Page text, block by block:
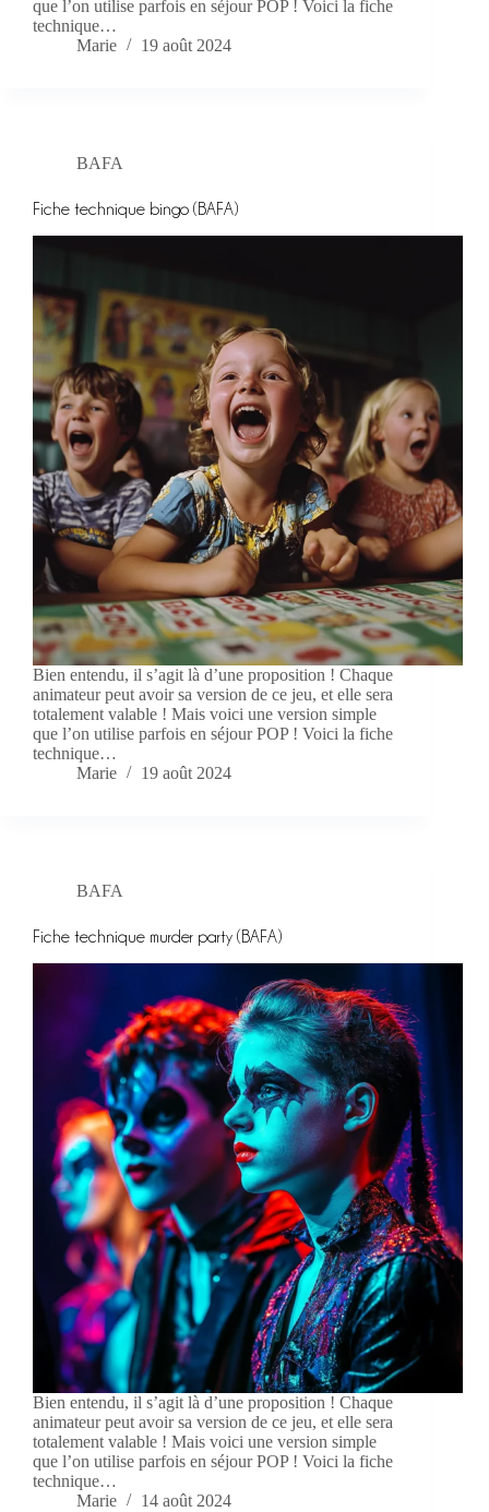
que l’on utilise parfois en séjour POP ! Voici la fiche
technique…
Marie
19 août 2024
BAFA
Fiche technique bingo (BAFA)
Bien entendu, il s’agit là d’une proposition ! Chaque
animateur peut avoir sa version de ce jeu, et elle sera
totalement valable ! Mais voici une version simple
que l’on utilise parfois en séjour POP ! Voici la fiche
technique…
Marie
19 août 2024
BAFA
Fiche technique murder party (BAFA)
Bien entendu, il s’agit là d’une proposition ! Chaque
animateur peut avoir sa version de ce jeu, et elle sera
totalement valable ! Mais voici une version simple
que l’on utilise parfois en séjour POP ! Voici la fiche
technique…
Marie
14 août 2024